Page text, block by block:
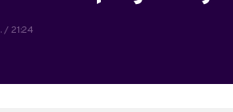
/ 21:24